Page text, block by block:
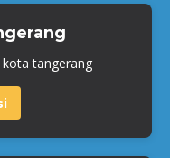
kota tangerang